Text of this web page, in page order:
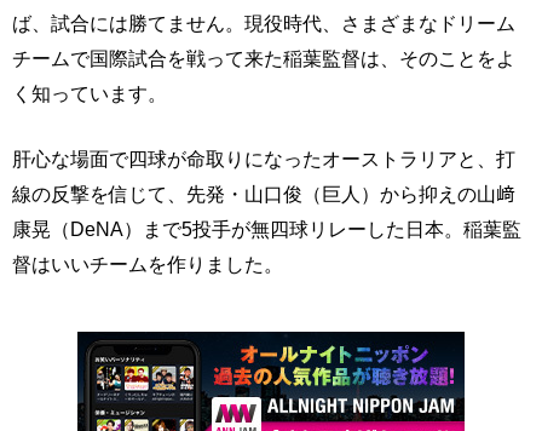
ば、試合には勝てません。現役時代、さまざまなドリーム
チームで国際試合を戦って来た稲葉監督は、そのことをよ
く知っています。
肝心な場面で四球が命取りになったオーストラリアと、打
線の反撃を信じて、先発・山口俊（巨人）から抑えの山﨑
康晃（DeNA）まで5投手が無四球リレーした日本。稲葉監
督はいいチームを作りました。